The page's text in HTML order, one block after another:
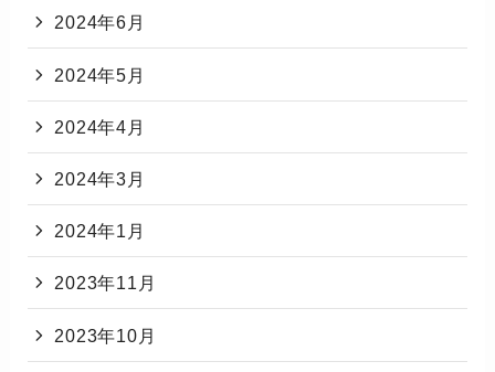
2024年6月
2024年5月
2024年4月
2024年3月
2024年1月
2023年11月
2023年10月